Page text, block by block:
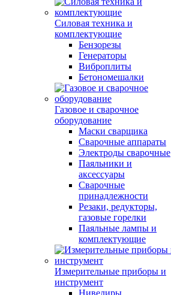
Силовая техника и
комплектующие
Бензорезы
Генераторы
Виброплиты
Бетономешалки
Газовое и сварочное
оборудование
Маски сварщика
Сварочные аппараты
Электроды сварочные
Паяльники и
аксессуары
Сварочные
принадлежности
Резаки, редукторы,
газовые горелки
Паяльные лампы и
комплектующие
Измерительные приборы и
инструмент
Нивелиры